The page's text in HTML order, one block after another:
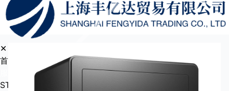
✕
首页
STATIONARY